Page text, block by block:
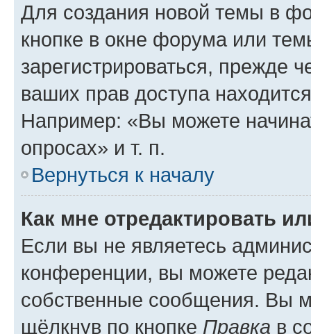
Для создания новой темы в
кнопке в окне форума или
зарегистрироваться, прежде
ваших прав доступа
Например: «Вы можете
опросах» и т. п.
Вернуться к началу
Как мне отредактировать
Если вы не являетесь
конференции, вы можете
собственные сообщения. Вы
щёлкнув по кнопке Правка в